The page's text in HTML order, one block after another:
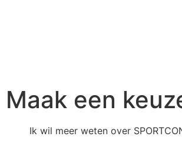
Maak een
Ik wil meer weten over